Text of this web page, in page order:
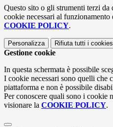
Questo sito o gli strumenti terzi
cookie necessari al
COOKIE POLICY.
Personalizza Rifiuta tutti i cookies
Gestione cookie
In questa schermata è possibile
I cookie necessari sono quelli che
piattaforma e non è possibile
Per conoscere quali sono i cookie
visionare la COOKIE POLICY.